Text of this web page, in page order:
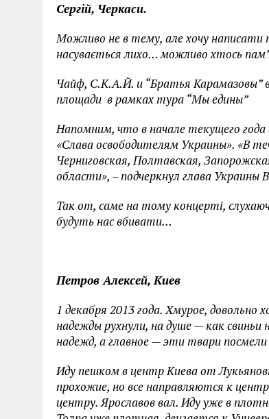
Сергій, Черкаси.
Можливо не в тему, але хочу написати
насувається лихо… можливо хтось
Чайф, С.К.А.Й. и “Братья Карамазовы”
площади в рамках тура “Мы едины”
Напомним, что в начале текущего
«Слава освободителям Украины». «В
Черниговская, Полтавская,
области», – подчеркнул глава Украины
Так от, саме на тому концерті,
будуть нас вбивати…
Петров Алексей, Киев
1 декабря 2013 года. Хмурое, довольно
надежды рухнули, на душе — как
надежд, а главное — эти твари
Иду пешком в центр Киева от
прохожие, но все направляются к
центру.Ярославов вал. Иду уже в